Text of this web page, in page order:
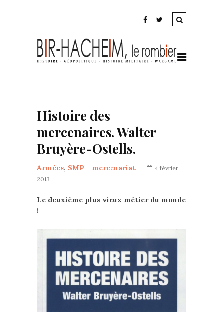
Histoire des
mercenaires. Walter
Bruyère-Ostells.
Armées, SMP - mercenariat
4 février
2013
Le deuxième plus vieux métier du monde
!